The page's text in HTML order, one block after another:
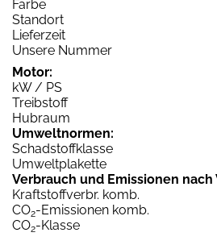
Farbe
Standort
Lieferzeit
Unsere Nummer
Motor:
kW / PS
Treibstoff
Hubraum
Umweltnormen:
Schadstoffklasse
Umweltplakette
Verbrauch und Emissionen nach
Kraftstoffverbr. komb.
CO2-Emissionen komb.
CO2-Klasse